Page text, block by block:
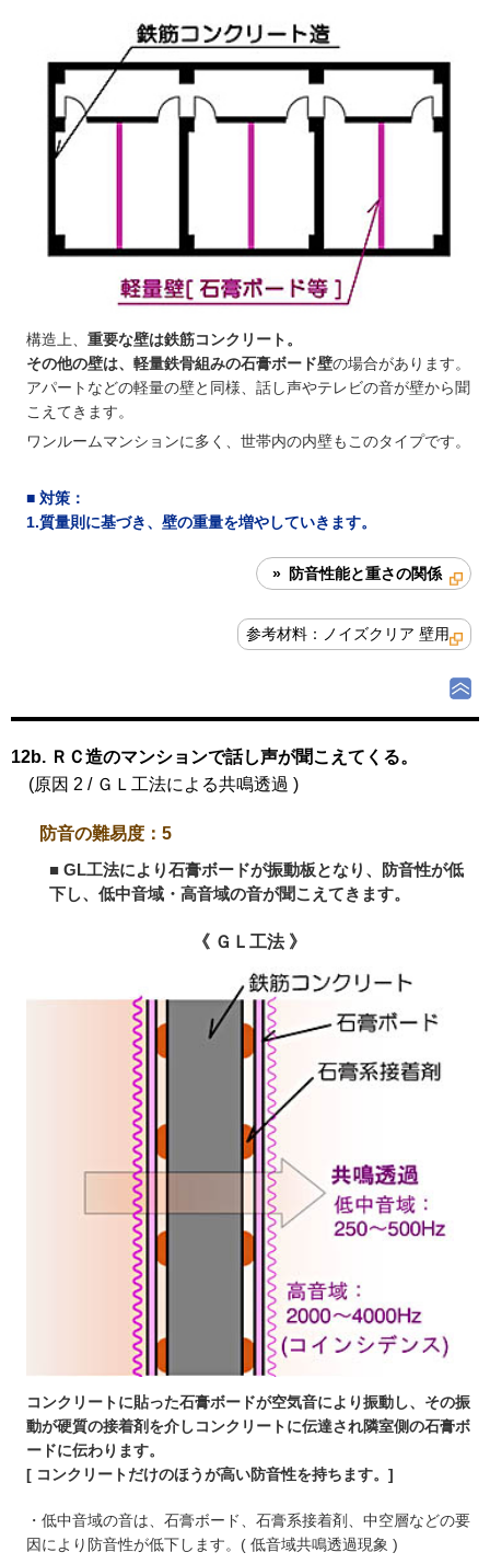
構造上、 重要な壁は鉄筋コンクリート。
その他の壁は、軽量鉄骨組みの石膏ボード壁の場合があります。
アパートなどの軽量の壁と同様、話し声やテレビの音が壁から聞
こえてきます。
ワンルームマンションに多く、世帯内の内壁もこのタイプです。
■ 対策 ：
1.質量則に基づき、壁の重量を増やしていきます。
» 防音性能と重さの関係
参考材料：ノイズクリア 壁用
12b. ＲＣ造のマンションで話し声が聞こえてくる。
(原因 2 / ＧＬ工法による共鳴透過 )
防音の難易度：5
■ GL工法により石膏ボードが振動板となり、防音性が低
下し、低中音域・高音域の音が聞こえてきます。
《 ＧＬ工法 》
コンクリートに貼った石膏ボードが空気音により振動し、その振
動が硬質の接着剤を介しコンクリートに伝達され隣室側の石膏ボ
ードに伝わります。
[ コンクリートだけのほうが高い防音性を持ちます。]
・低中音域の音は、石膏ボード、石膏系接着剤、中空層などの要
因により防音性が低下します。( 低音域共鳴透過現象 )